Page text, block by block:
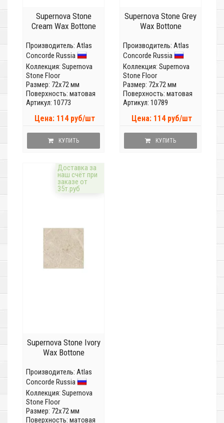
Supernova Stone
Cream Wax Bottone
Производитель: Atlas
Concorde Russia
Коллекция: Supernova
Stone Floor
Размер: 72x72 мм
Поверхность: матовая
Артикул: 10773
Цена: 114 руб/шт
КУПИТЬ
Supernova Stone Grey
Wax Bottone
Производитель: Atlas
Concorde Russia
Коллекция: Supernova
Stone Floor
Размер: 72x72 мм
Поверхность: матовая
Артикул: 10789
Цена: 114 руб/шт
КУПИТЬ
Доставка за
наш счёт при
заказе от
35т.руб
Supernova Stone Ivory
Wax Bottone
Производитель: Atlas
Concorde Russia
Коллекция: Supernova
Stone Floor
Размер: 72x72 мм
Поверхность: матовая